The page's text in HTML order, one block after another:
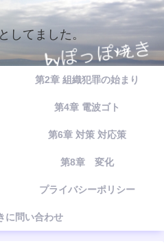
してました。
第2章 組織犯罪の始まり
第4章 電波ゴト
第6章 対策 対応策
第8章 変化
プライバシーポリシー
に問い合わせ